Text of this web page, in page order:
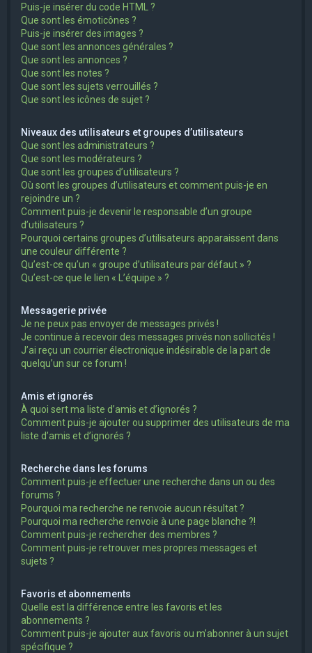
Puis-je insérer du code HTML ?
Que sont les émoticônes ?
Puis-je insérer des images ?
Que sont les annonces générales ?
Que sont les annonces ?
Que sont les notes ?
Que sont les sujets verrouillés ?
Que sont les icônes de sujet ?
Niveaux des utilisateurs et groupes d’utilisateurs
Que sont les administrateurs ?
Que sont les modérateurs ?
Que sont les groupes d’utilisateurs ?
Où sont les groupes d’utilisateurs et comment puis-je en
rejoindre un ?
Comment puis-je devenir le responsable d’un groupe
d’utilisateurs ?
Pourquoi certains groupes d’utilisateurs apparaissent dans
une couleur différente ?
Qu’est-ce qu’un « groupe d’utilisateurs par défaut » ?
Qu’est-ce que le lien « L’équipe » ?
Messagerie privée
Je ne peux pas envoyer de messages privés !
Je continue à recevoir des messages privés non sollicités !
J’ai reçu un courrier électronique indésirable de la part de
quelqu’un sur ce forum !
Amis et ignorés
À quoi sert ma liste d’amis et d’ignorés ?
Comment puis-je ajouter ou supprimer des utilisateurs de ma
liste d’amis et d’ignorés ?
Recherche dans les forums
Comment puis-je effectuer une recherche dans un ou des
forums ?
Pourquoi ma recherche ne renvoie aucun résultat ?
Pourquoi ma recherche renvoie à une page blanche ?!
Comment puis-je rechercher des membres ?
Comment puis-je retrouver mes propres messages et
sujets ?
Favoris et abonnements
Quelle est la différence entre les favoris et les
abonnements ?
Comment puis-je ajouter aux favoris ou m’abonner à un sujet
spécifique ?